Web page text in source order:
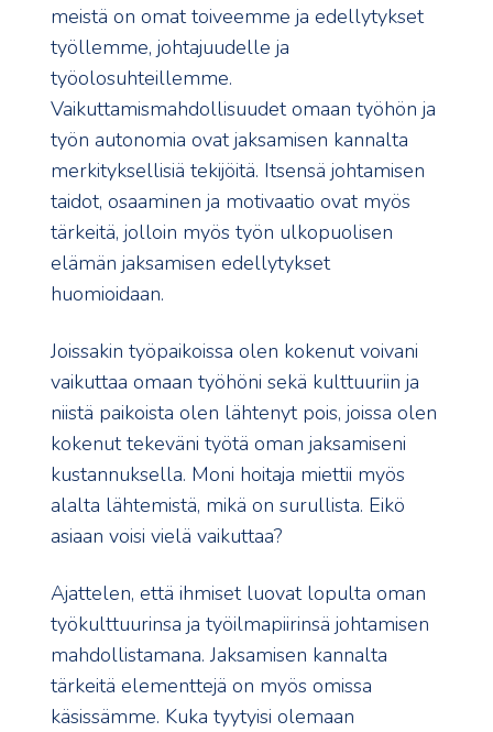
meistä on omat toiveemme ja edellytykset
työllemme, johtajuudelle ja
työolosuhteillemme.
Vaikuttamismahdollisuudet omaan työhön ja
työn autonomia ovat jaksamisen kannalta
merkityksellisiä tekijöitä. Itsensä johtamisen
taidot, osaaminen ja motivaatio ovat myös
tärkeitä, jolloin myös työn ulkopuolisen
elämän jaksamisen edellytykset
huomioidaan.
Joissakin työpaikoissa olen kokenut voivani
vaikuttaa omaan työhöni sekä kulttuuriin ja
niistä paikoista olen lähtenyt pois, joissa olen
kokenut tekeväni työtä oman jaksamiseni
kustannuksella. Moni hoitaja miettii myös
alalta lähtemistä, mikä on surullista. Eikö
asiaan voisi vielä vaikuttaa?
Ajattelen, että ihmiset luovat lopulta oman
työkulttuurinsa ja työilmapiirinsä johtamisen
mahdollistamana. Jaksamisen kannalta
tärkeitä elementtejä on myös omissa
käsissämme. Kuka tyytyisi olemaan